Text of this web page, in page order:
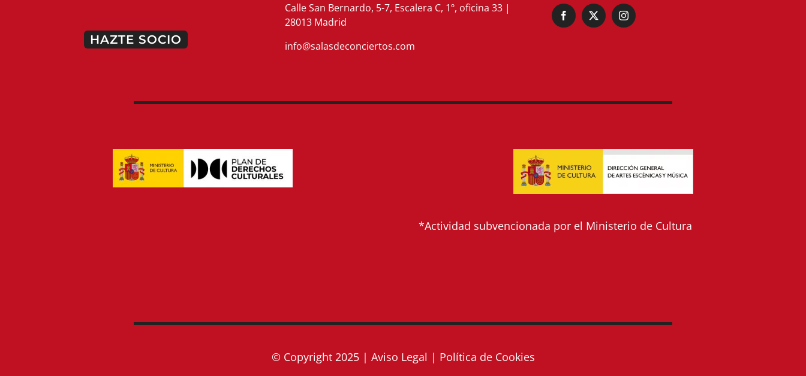
HAZTE SOCIO
Calle San Bernardo, 5-7, Escalera C, 1º, oficina 33 |
28013 Madrid
info@salasdeconciertos.com
*Actividad subvencionada por el Ministerio de Cultura
© Copyright 2025 | Aviso Legal | Política de Cookies